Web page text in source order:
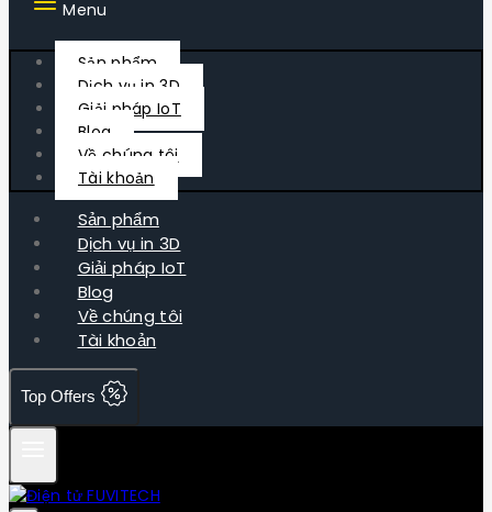
Menu
Sản phẩm
Dịch vụ in 3D
Giải pháp IoT
Blog
Về chúng tôi
Tài khoản
Sản phẩm
Dịch vụ in 3D
Giải pháp IoT
Blog
Về chúng tôi
Tài khoản
Top Offers